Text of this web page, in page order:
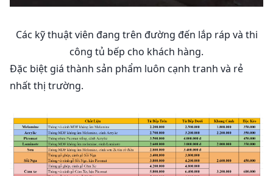
Các kỹ thuật viên đang trên đường đến lắp ráp và thi
công tủ bếp cho khách hàng.
Đặc biệt giá thành sản phẩm luôn cạnh tranh và rẻ
nhất thị trường.